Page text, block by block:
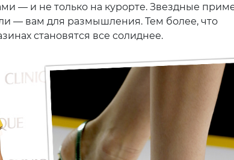
— и не только на курорте. Звездные
— вам для размышления. Тем более, что
становятся все солиднее.